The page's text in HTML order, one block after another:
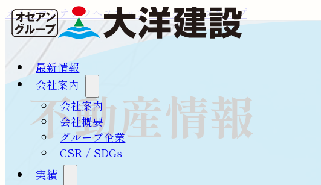
メインコンテンツへスキップフッターへスキップ
最新情報
会社案内
会社案内
会社概要
グループ企業
CSR / SDGs
実績
不動産情報